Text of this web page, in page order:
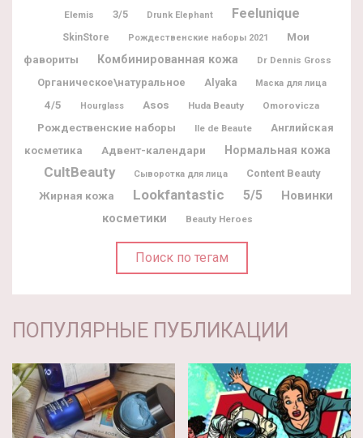
Elemis
3/5 Drunk Elephant Feelunique
SkinStore Рождественские наборы 2021
Мои
фавориты
Комбинированная кожа Dr Dennis Gross
Органическое\натуральное Alyaka Маска для лица
4/5 Hourglass Asos Huda Beauty Omorovicza
Рождественские наборы Ile de Beaute
Английская
косметика
Адвент-календари Нормальная кожа
CultBeauty Сыворотка для лица Content Beauty
Жирная кожа Lookfantastic 5/5
Новинки
косметики
Beauty Heroes
Поиск по тегам
ПОПУЛЯРНЫЕ ПУБЛИКАЦИИ